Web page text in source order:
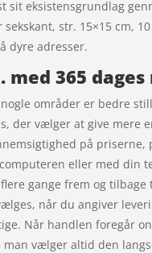
sit eksistensgrundlag
str. 15×15 cm,
dyre adresser.
med 365
områder er bedre
der vælger at give mere
på
eller med din
gange frem og
når du angiver
Når handlen foregår
vælger altid den